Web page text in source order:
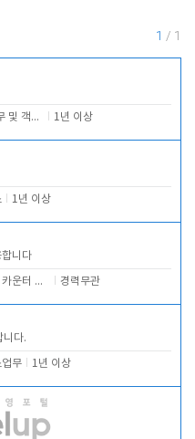
1 / 1
카운터 업무 및 객실관리(청소상태 확인, 객실판매) 1년 이상
1년 이상
니다
전반적인 카운터 업무 경력무관
니다.
업무 1년 이상